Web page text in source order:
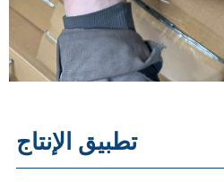
تطبيق الإنتاج